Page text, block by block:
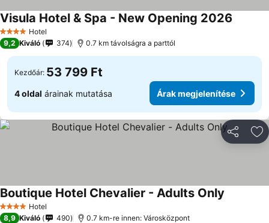
4 KategóriaHotel
Visula Hotel & Spa - New Opening 2026
9,2 Kiváló 374 0.7 km távolságra a parttól
Kezdőár: 53 799 Ft
4 oldal árainak mutatása Árak megjelenítése
4 KategóriaHotel
Boutique Hotel Chevalier - Adults Only
8,9 Kiváló 490 0.7 km-re innen: Városközpont